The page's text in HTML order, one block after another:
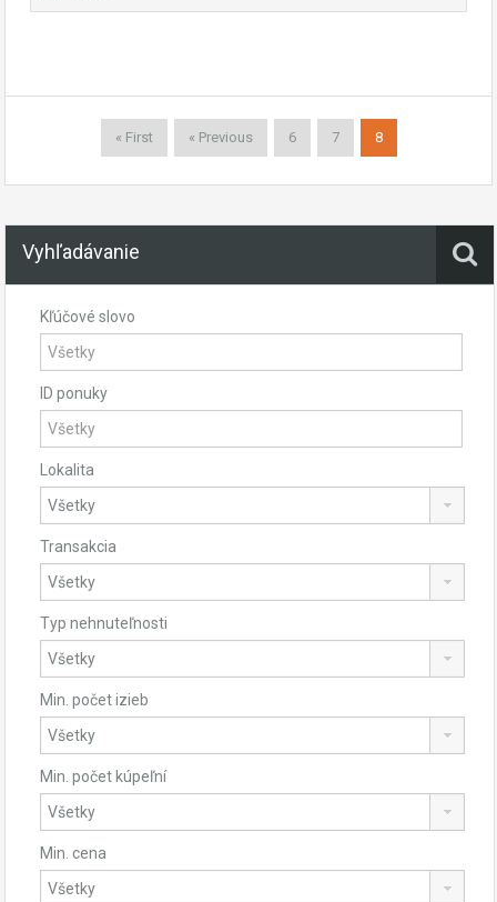
« First « Previous 6 7 8
Vyhľadávanie
Kľúčové slovo
ID ponuky
Lokalita
Transakcia
Typ nehnuteľnosti
Min. počet izieb
Min. počet kúpeľní
Min. cena